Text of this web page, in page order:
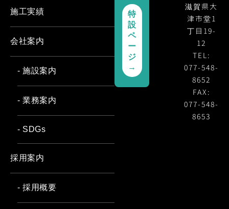
滋賀県大
津市堂1
丁目19-
12
TEL:
077-548-
8652
FAX:
077-548-
8653
特
設
ペ
ー
ジ
→
施工実績
会社案内
- 施設案内
- 業務案内
- SDGs
採用案内
- 採用概要